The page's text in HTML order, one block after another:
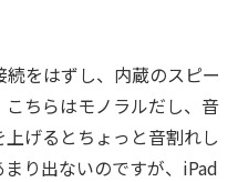
をはずし、内蔵のスピー
ちらはモノラルだし、音
げるとちょっと音割れし
り出ないのですが、iPad